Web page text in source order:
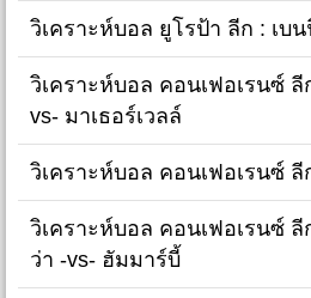
วิเคราะห์บอล ยูโรป้า ลีก : เบ
วิเคราะห์บอล คอนเฟอเรนซ์ ลี
vs- มาเธอร์เวลล์
วิเคราะห์บอล คอนเฟอเรนซ์
วิเคราะห์บอล คอนเฟอเรนซ์
ว่า -vs- ฮัมมาร์บี้